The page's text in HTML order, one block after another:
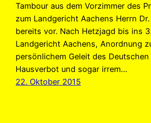
Tambour aus dem Vorzimmer des
zum Landgericht Aachens Herrn Dr.
bereits vor. Nach Hetzjagd bis ins
Landgericht Aachens, Anordnung
persönlichem Geleit des
Hausverbot und sogar irrem…
22. Oktober 2015